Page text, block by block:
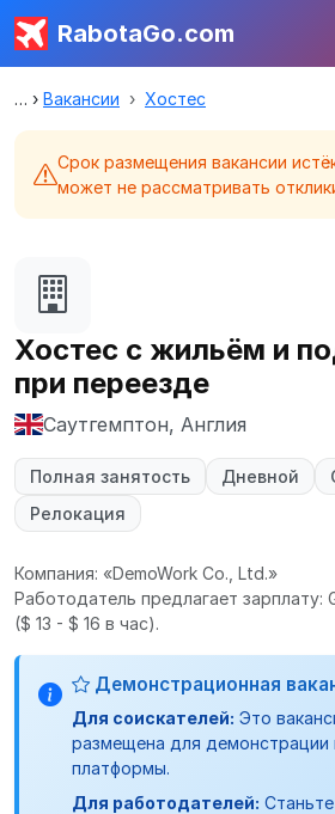
RabotaGo.com
Вакансии Хостес
Срок размещения вакансии
может не рассматривать
Хостес с жильём и
при переезде
Саутгемптон, Англия
Полная занятость Дневной
Релокация
Компания: «DemoWork Co., Ltd.»
Работодатель предлагает зарплату:
($ 13 - $ 16 в час).
Демонстрационная
Для соискателей: Это
размещена для демонстрации
платформы.
Для работодателей: